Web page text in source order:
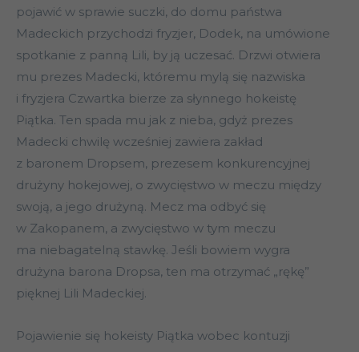
pojawić w sprawie suczki, do domu państwa
Madeckich przychodzi fryzjer, Dodek, na umówione
spotkanie z panną Lili, by ją uczesać. Drzwi otwiera
mu prezes Madecki, któremu mylą się nazwiska
i fryzjera Czwartka bierze za słynnego hokeistę
Piątka. Ten spada mu jak z nieba, gdyż prezes
Madecki chwilę wcześniej zawiera zakład
z baronem Dropsem, prezesem konkurencyjnej
drużyny hokejowej, o zwycięstwo w meczu między
swoją, a jego drużyną. Mecz ma odbyć się
w Zakopanem, a zwycięstwo w tym meczu
ma niebagatelną stawkę. Jeśli bowiem wygra
drużyna barona Dropsa, ten ma otrzymać „rękę”
pięknej Lili Madeckiej.
Pojawienie się hokeisty Piątka wobec kontuzji